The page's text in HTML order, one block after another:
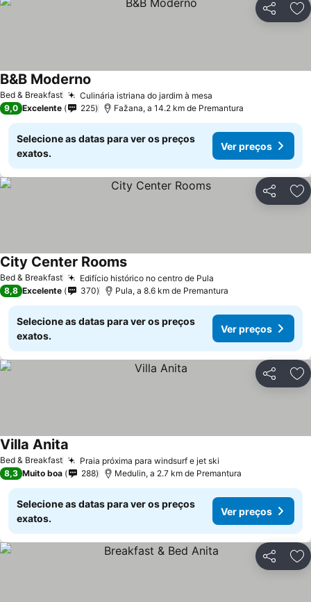
Partilhar
Bed & Breakfast Culinária istriana do jardim à mesa
B&B Moderno
9,0 Excelente 225 Fažana, a 14.2 km de Premantura
Selecione as datas para ver os preços
exatos.
Ver preços
Partilhar
Bed & Breakfast Edifício histórico no centro de Pula
City Center Rooms
8,8 Excelente 370 Pula, a 8.6 km de Premantura
Selecione as datas para ver os preços
exatos.
Ver preços
Partilhar
Bed & Breakfast Praia próxima para windsurf e jet ski
Villa Anita
8,3 Muito boa 288 Medulin, a 2.7 km de Premantura
Selecione as datas para ver os preços
exatos.
Ver preços
Partilhar